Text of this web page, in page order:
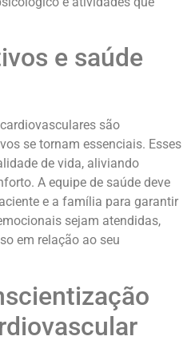
e saúde
são
se tornam essenciais. Esses
de vida, aliviando
A equipe de saúde deve
e a família para garantir
sejam atendidas,
em relação ao seu